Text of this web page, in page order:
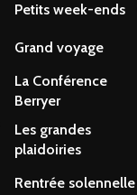
Petits week-ends
Grand voyage
La Conférence
Berryer
Les grandes
plaidoiries
Rentrée solennelle